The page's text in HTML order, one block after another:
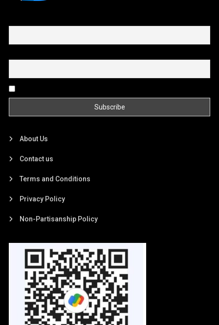
About Us
Contact us
Terms and Conditions
Privacy Policy
Non-Partisanship Policy